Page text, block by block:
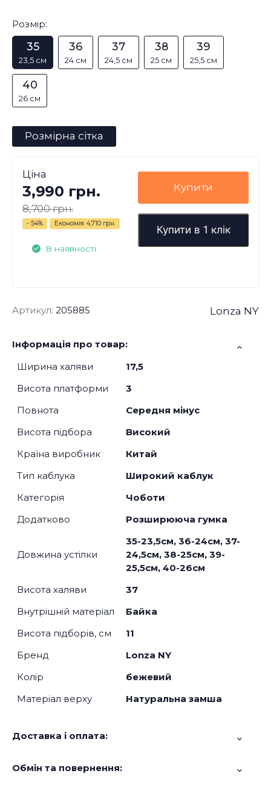
Розмір:
35
23,5 см
36
24 см
37
24,5 см
38
25 см
39
25,5 см
40
26 см
Розмірна сітка
Ціна
3,990 грн.
8,700 грн.
- 54% Економія 4,710 грн.
В наявності
Купити
Купити в 1 клік
Артикул: 205885 Lonza NY
Інформація про товар:
Ширина халяви
17,5
Висота платформи
3
Повнота
Середня мінус
Висота підбора
Високий
Країна виробник
Китай
Тип каблука
Широкий каблук
Категорія
Чоботи
Додатково
Розширююча гумка
Довжина устілки
35-23,5см, 36-24см, 37-
24,5см, 38-25см, 39-
25,5см, 40-26см
Висота халяви
37
Внутрішній матеріал
Байка
Висота підборів, см
11
Бренд
Lonza NY
Колір
бежевий
Матеріал верху
Натуральна замша
Доставка і оплата:
Обмін та повернення: